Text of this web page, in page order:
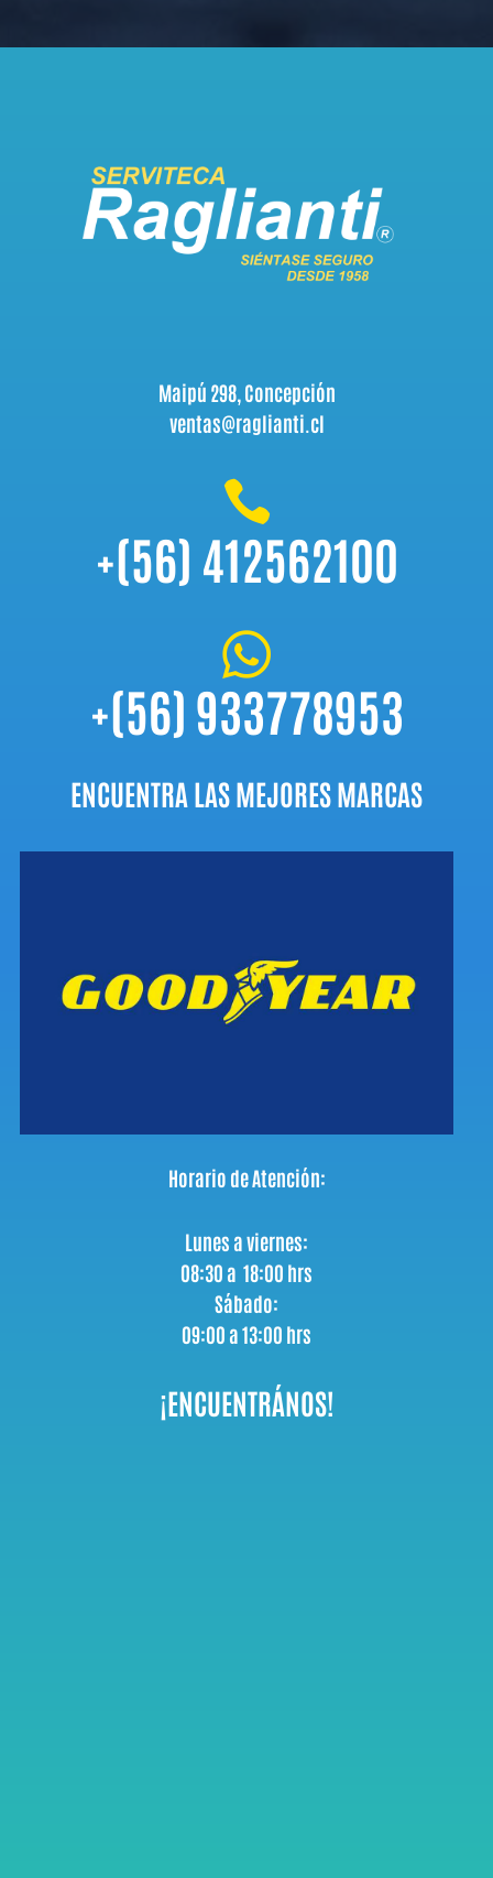
Maipú 298, Concepción
ventas@raglianti.cl

+(56) 412562100

+(56) 933778953
ENCUENTRA LAS MEJORES MARCAS
Horario de Atención:
Lunes a viernes:
08:30 a 18:00 hrs
Sábado:
09:00 a 13:00 hrs
¡ENCUENTRÁNOS!